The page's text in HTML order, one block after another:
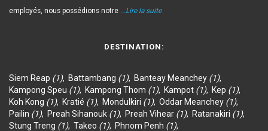
employés, nous possédions notre
...Lire la suite
DESTINATION:
Siem Reap (1), Battambang (1), Banteay Meanchey (1),
Kampong Speu (1), Kampong Thom (1), Kampot (1), Kep (1),
Koh Kong (1), Kratié (1), Mondulkiri (1), Oddar Meanchey (1),
Pailin (1), Preah Sihanouk (1), Preah Vihear (1), Ratanakiri (1),
Stung Treng (1), Takeo (1), Phnom Penh (1),